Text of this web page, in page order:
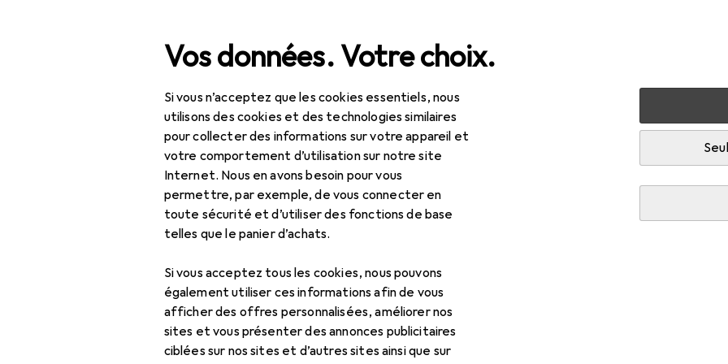
Vos données. Votre choix.
Si vous n’acceptez que les cookies essentiels, nous
utilisons des cookies et des technologies similaires
pour collecter des informations sur votre appareil et
votre comportement d’utilisation sur notre site
Internet. Nous en avons besoin pour vous
permettre, par exemple, de vous connecter en
toute sécurité et d’utiliser des fonctions de base
telles que le panier d’achats.
Si vous acceptez tous les cookies, nous pouvons
également utiliser ces informations afin de vous
afficher des offres personnalisées, améliorer nos
sites et vous présenter des annonces publicitaires
ciblées sur nos sites et d’autres sites ainsi que sur
Recherche
Tout l'assortiment IT + multimédia Périphériques
Câble vidéo
ProduitsForum